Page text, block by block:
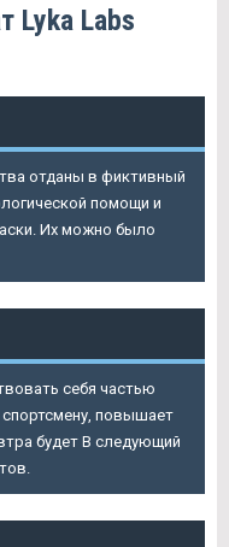
Lyka Labs
отданы в фиктивный
помощи и
Их можно было
себя частью
повышает
будет В следующий